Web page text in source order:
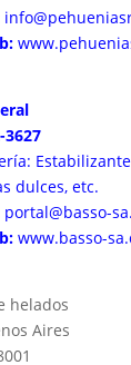
3627
dulces, etc.
portal@basso-
www.basso-
helados
Aires